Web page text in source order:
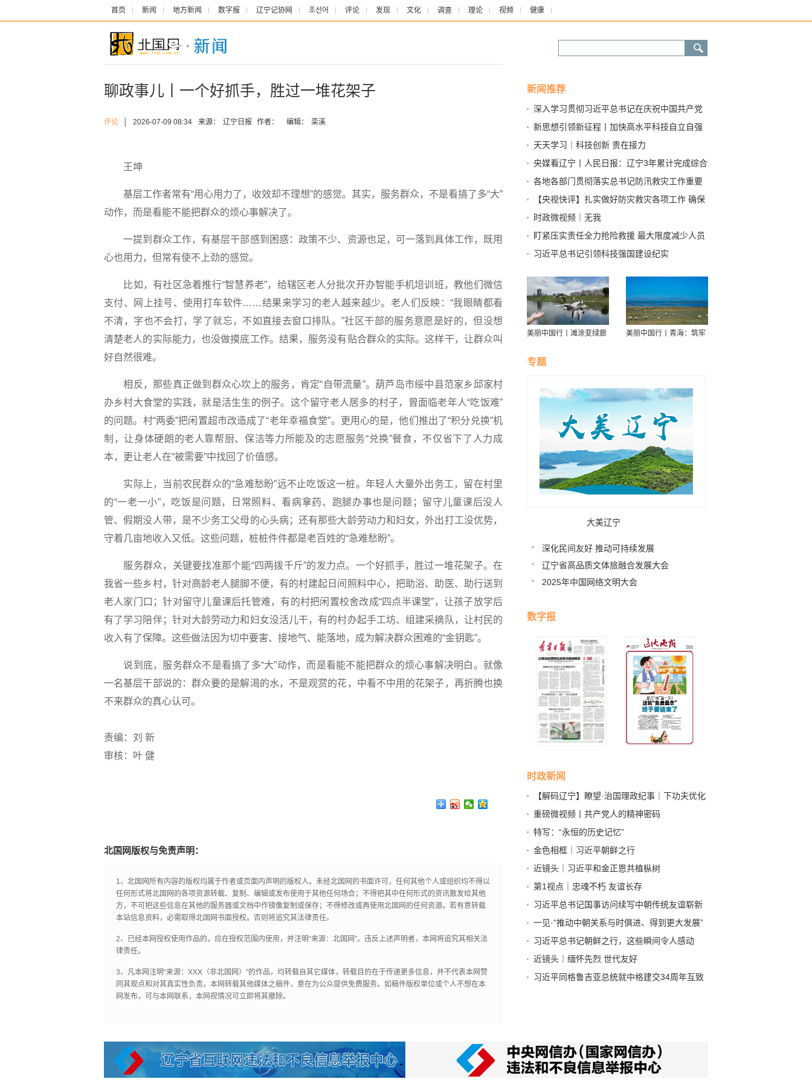
首页 新闻 地方新闻 数字报 辽宁记协网 조선어 评论 发现 文化 调查 理论 视频 健康
聊政事儿丨一个好抓手，胜过一堆花架子
评论 2026-07-09 08:34 来源： 辽宁日报 作者： 编辑： 栾溪
王坤
基层工作者常有“用心用力了，收效却不理想”的感觉。其实，服务群众，不是看搞了多“大”
动作，而是看能不能把群众的烦心事解决了。
一提到群众工作，有基层干部感到困惑：政策不少、资源也足，可一落到具体工作，既用
心也用力，但常有使不上劲的感觉。
比如，有社区急着推行“智慧养老”，给辖区老人分批次开办智能手机培训班，教他们微信
支付、网上挂号、使用打车软件……结果来学习的老人越来越少。老人们反映：“我眼睛都看
不清，字也不会打，学了就忘，不如直接去窗口排队。”社区干部的服务意愿是好的，但没想
清楚老人的实际能力，也没做摸底工作。结果，服务没有贴合群众的实际。这样干，让群众叫
好自然很难。
相反，那些真正做到群众心坎上的服务，肯定“自带流量”。葫芦岛市绥中县范家乡邱家村
办乡村大食堂的实践，就是活生生的例子。这个留守老人居多的村子，曾面临老年人“吃饭难”
的问题。村“两委”把闲置超市改造成了“老年幸福食堂”。更用心的是，他们推出了“积分兑换”机
制，让身体硬朗的老人靠帮厨、保洁等力所能及的志愿服务“兑换”餐食，不仅省下了人力成
本，更让老人在“被需要”中找回了价值感。
实际上，当前农民群众的“急难愁盼”远不止吃饭这一桩。年轻人大量外出务工，留在村里
的“一老一小”，吃饭是问题，日常照料、看病拿药、跑腿办事也是问题；留守儿童课后没人
管、假期没人带，是不少务工父母的心头病；还有那些大龄劳动力和妇女，外出打工没优势，
守着几亩地收入又低。这些问题，桩桩件件都是老百姓的“急难愁盼”。
服务群众，关键要找准那个能“四两拨千斤”的发力点。一个好抓手，胜过一堆花架子。在
我省一些乡村，针对高龄老人腿脚不便，有的村建起日间照料中心，把助浴、助医、助行送到
老人家门口；针对留守儿童课后托管难，有的村把闲置校舍改成“四点半课堂”，让孩子放学后
有了学习陪伴；针对大龄劳动力和妇女没活儿干，有的村办起手工坊、组建采摘队，让村民的
收入有了保障。这些做法因为切中要害、接地气、能落地，成为解决群众困难的“金钥匙”。
说到底，服务群众不是看搞了多“大”动作，而是看能不能把群众的烦心事解决明白。就像
一名基层干部说的：群众要的是解渴的水，不是观赏的花，中看不中用的花架子，再折腾也换
不来群众的真心认可。
责编：刘 新
审核：叶 健
北国网版权与免责声明：
1、北国网所有内容的版权均属于作者或页面内声明的版权人。未经北国网的书面许可，任何其他个人或组织均不得以
任何形式将北国网的各项资源转载、复制、编辑或发布使用于其他任何场合；不得把其中任何形式的资讯散发给其他
方，不可把这些信息在其他的服务器或文档中作镜像复制或保存；不得修改或再使用北国网的任何资源。若有意转载
本站信息资料，必需取得北国网书面授权。否则将追究其法律责任。
2、已经本网授权使用作品的，应在授权范围内使用，并注明“来源：北国网”。违反上述声明者，本网将追究其相关法
律责任。
3、凡本网注明“来源：XXX（非北国网）”的作品，均转载自其它媒体，转载目的在于传递更多信息，并不代表本网赞
同其观点和对其真实性负责。本网转载其他媒体之稿件，意在为公众提供免费服务。如稿件版权单位或个人不想在本
网发布，可与本网联系，本网视情况可立即将其撤除。
新闻推荐
深入学习贯彻习近平总书记在庆祝中国共产党
成立105周年大会上重要讲话系列述评之二
新思想引领新征程丨加快高水平科技自立自强
奋进科技强国建设
天天学习｜科技创新 贵在接力
央媒看辽宁丨人民日报：辽宁3年累计完成综合
治理任务1264万亩 科尔沁沙地筑起坚实生态屏
障
各地各部门贯彻落实总书记防汛救灾工作重要
指示精神
【央视快评】扎实做好防灾救灾各项工作 确保
人民群众生命财产安全
时政微视频｜无我
盯紧压实责任全力抢险救援 最大限度减少人员
伤亡——习近平总书记重要指示为各地各部门防
汛救灾吹响集结号发出动员令
习近平总书记引领科技强国建设纪实
美丽中国行丨滩涂变绿廊
生态走廊
美丽中国行丨青海：筑牢
专题
大美辽宁
深化民间友好 推动可持续发展
辽宁省高品质文体旅融合发展大会
2025年中国网络文明大会
数字报
时政新闻
【解码辽宁】瞭望·治国理政纪事｜下功夫优化
营商环境
重磅微视频丨共产党人的精神密码
特写：“永恒的历史记忆”
金色相框｜习近平朝鲜之行
近镜头｜习近平和金正恩共植枞树
第1视点｜忠魂不朽 友谊长存
习近平总书记国事访问续写中朝传统友谊崭新
篇章
一见·“推动中朝关系与时俱进、得到更大发展”
习近平总书记朝鲜之行，这些瞬间令人感动
近镜头｜缅怀先烈 世代友好
习近平同格鲁吉亚总统就中格建交34周年互致